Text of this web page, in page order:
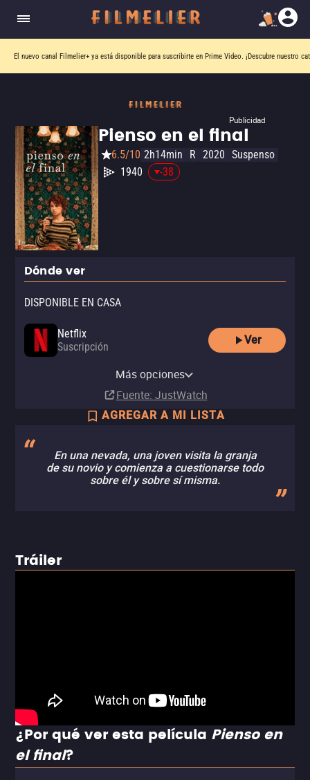
El nuevo canal Filmelier+ ya está disponible para suscribirte en Prime Video. ¡Descubre nuestro
Publicidad
Pienso en el final
6.5/10 2h14min R 2020 Suspenso
1940
-38
Dónde ver
DISPONIBLE EN CASA
Netflix
Suscripción
Ver
Más opciones
Fuente: JustWatch
AGREGAR A MI LISTA
En una nevada, una joven visita la granja
de su novio y comienza a cuestionarse todo
sobre él y sobre sí misma.
Tráiler
¿Por qué ver esta película Pienso en
el final?